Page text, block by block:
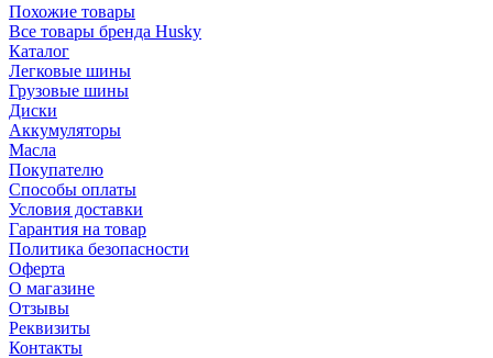
Похожие товары
Все товары бренда Husky
Каталог
Легковые шины
Грузовые шины
Диски
Аккумуляторы
Масла
Покупателю
Способы оплаты
Условия доставки
Гарантия на товар
Политика безопасности
Оферта
О магазине
Отзывы
Реквизиты
Контакты